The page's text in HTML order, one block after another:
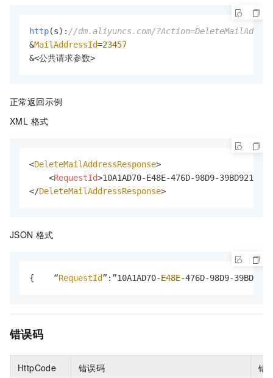
http(s): //dm.aliyuncs.com/
&MailAddressId=23457
&<公共请求参数>
正常返回示例
XML 格式
<DeleteMailAddressResponse>
<RequestId>10A1AD70-E48E-476D-98D9-
</DeleteMailAddressResponse>
JSON 格式
{    “RequestId”:”10A1AD70-E48E-476D-98D9-
错误码
HttpCode 错误码 错